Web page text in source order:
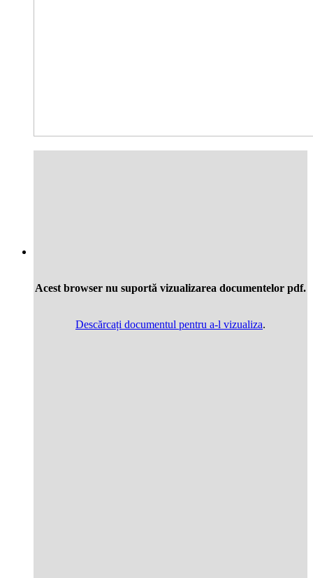
Acest browser nu suportă vizualizarea documentelor pdf.
Descărcați documentul pentru a-l vizualiza.